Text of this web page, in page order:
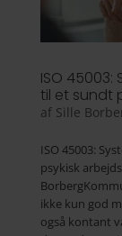
ISO
til et sundt
af Sille
ISO 45003:
psykisk
ikke kun god
også kontant